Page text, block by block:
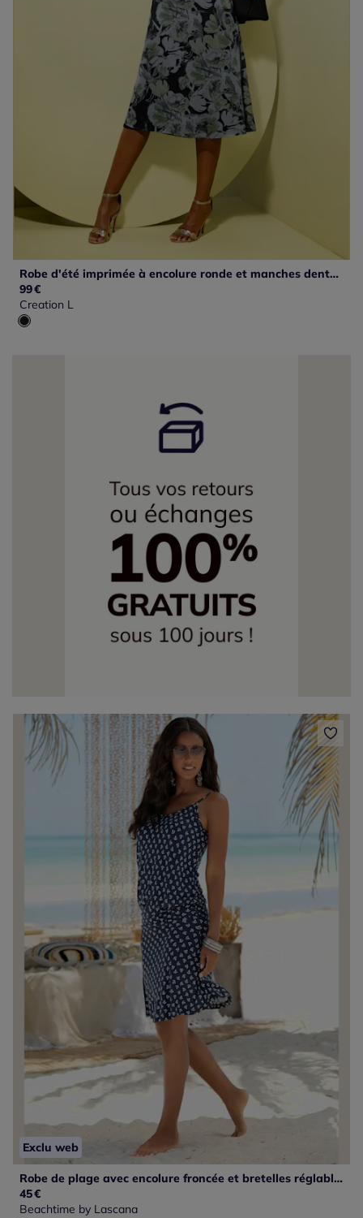
Robe d'été imprimée à encolure ronde et manches dentelle
99€
Creation L
Exclu web
Robe de plage avec encolure froncée et bretelles réglables
45€
Beachtime by Lascana